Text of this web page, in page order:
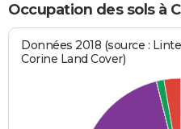
Occupation des sols à
Données 2018 (source :
Corine Land Cover)